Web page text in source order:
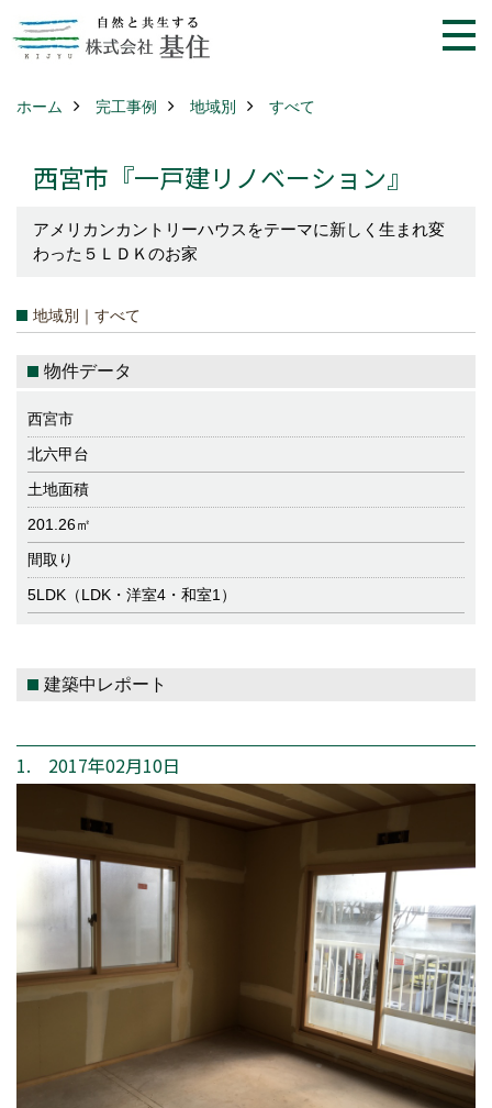
ホーム 完工事例 地域別 すべて
西宮市『一戸建リノベーション』
アメリカンカントリーハウスをテーマに新しく生まれ変
わった５ＬＤＫのお家
地域別｜すべて
物件データ
西宮市
北六甲台
土地面積
201.26㎡
間取り
5LDK（LDK・洋室4・和室1）
建築中レポート
1. 2017年02月10日